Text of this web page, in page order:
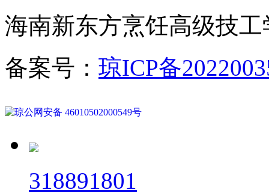
海南新东方烹饪高级技
备案号： 琼ICP备
琼公网安备 46010502000549号
318891801